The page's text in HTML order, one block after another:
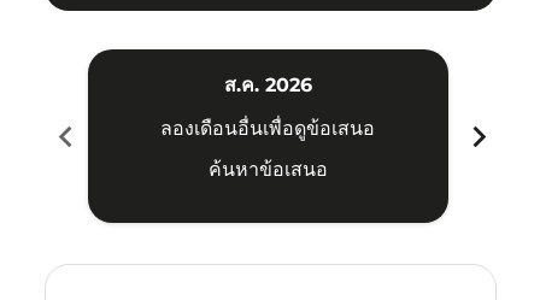
chevron_left
ส.ค. 2026
ลองเดือนอื่นเพื่อดูข้อเสนอ
ค้นหาข้อเสนอ
chevron_right